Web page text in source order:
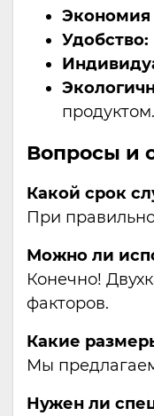
Экономия
Удобство:
продуктом.
Вопросы и
Какой срок
При
Можно ли
Конечно!
факторов.
Какие
Мы
Нужен ли